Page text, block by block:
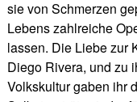
sie von Schmerzen
Lebens zahlreiche
lassen. Die Liebe zur
Diego Rivera, und zu
Volkskultur gaben ihr